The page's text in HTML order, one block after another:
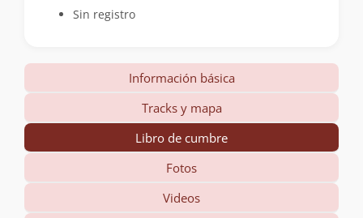
Sin registro
Información básica
Tracks y mapa
Libro de cumbre
Fotos
Videos